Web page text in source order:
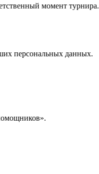
момент турнира.
персональных данных.